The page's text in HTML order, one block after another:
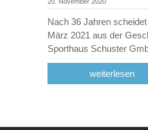
Nach 36 Jahren
März 2021 aus der
Sporthaus Schuster
weiterlesen